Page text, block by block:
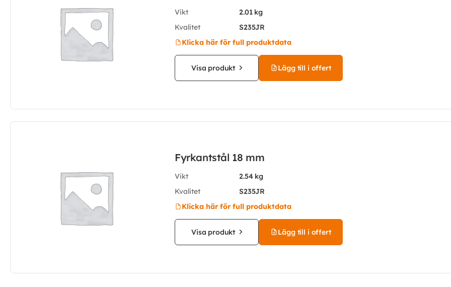
Vikt
2.01 kg
Kvalitet
S235JR
Klicka här för full produktdata
Visa produkt Lägg till i offert
Fyrkantstål 18 mm
Vikt
2.54 kg
Kvalitet
S235JR
Klicka här för full produktdata
Visa produkt Lägg till i offert